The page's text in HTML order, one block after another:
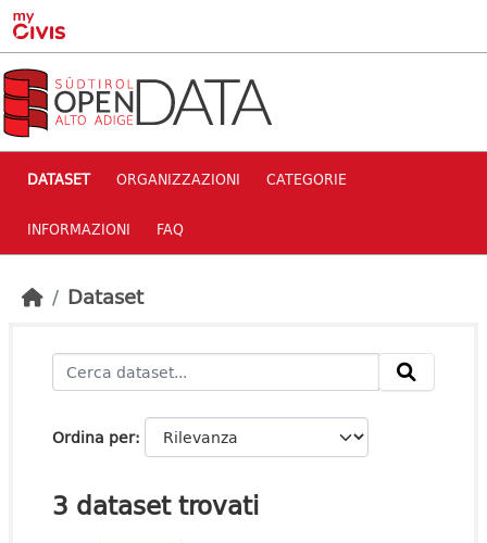
Skip to main content
DATASET ORGANIZZAZIONI CATEGORIE
INFORMAZIONI FAQ
Dataset
Ordina per
3 dataset trovati